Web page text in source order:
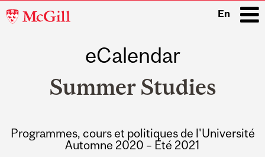
McGill
En
eCalendar
Summer Studies
Programmes, cours et politiques de l'Université
Automne 2020 – Été 2021